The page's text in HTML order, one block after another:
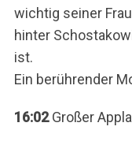
wichtig seiner
hinter
ist.
Ein berührender
16:02Großer
S
e
r
h